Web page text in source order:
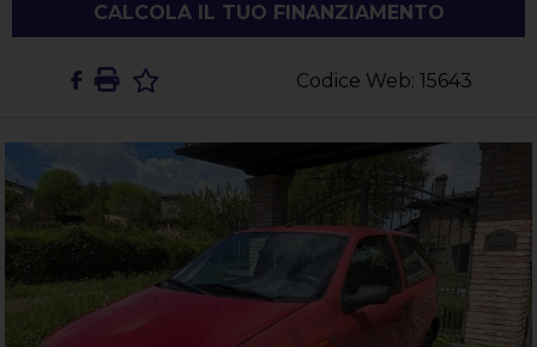
Codice Web: 15643
CALCOLA IL TUO FINANZIAMENTO